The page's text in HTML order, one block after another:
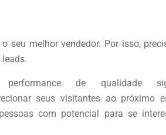
seu melhor vendedor. Por isso,
de qualidade
seus visitantes ao próximo
com potencial para se